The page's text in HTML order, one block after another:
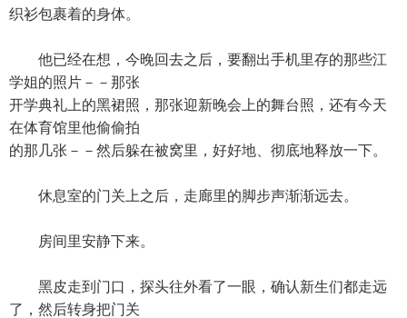
织衫包裹着的身体。
他已经在想，今晚回去之后，要翻出手机里存的那些江
学姐的照片－－那张
开学典礼上的黑裙照，那张迎新晚会上的舞台照，还有今天
在体育馆里他偷偷拍
的那几张－－然后躲在被窝里，好好地、彻底地释放一下。
休息室的门关上之后，走廊里的脚步声渐渐远去。
房间里安静下来。
黑皮走到门口，探头往外看了一眼，确认新生们都走远
了，然后转身把门关